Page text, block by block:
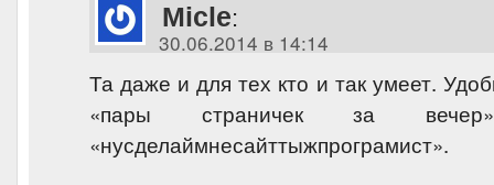
Micle:
30.06.2014 в 14:14
Та даже и для тех кто и так умеет.
«пары страничек за
«нусделаймнесайттыжпрограмист».